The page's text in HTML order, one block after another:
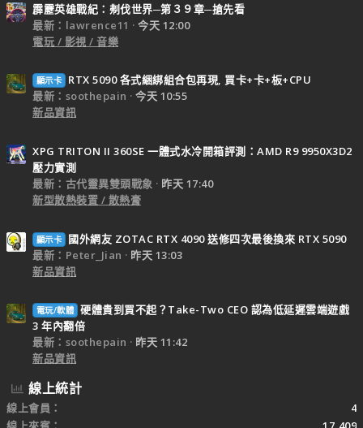
霹靂英雄戰紀：刜伐世界─第３９章─搶先看
最新：lawrence11
今天 12:00
電玩 / 影視 / 音樂
顯示卡
RTX 5090 各式綑綁組合包再現, 買卡+卡+板+CPU
最新：soothepain
今天 10:55
新品資訊
XPG TRITON II 360SE 一體式水冷開箱評測：AMD R9 9950X3D2
壓力實測
最新：古代靈異雙頭戰象
昨天 17:40
新型散熱裝置 / 散熱膏
顯示卡
國外網友 ZOTAC RTX 4090 送修四次最後換來 RTX 5090
最新：Peter_Jian
昨天 13:03
新品資訊
電玩/軟體 硬體貴到買不起？Take-Two CEO 認為低延遲雲端遊戲
3 年內翻倍
最新：soothepain
昨天 11:42
新品資訊
線上統計
線上會員
4